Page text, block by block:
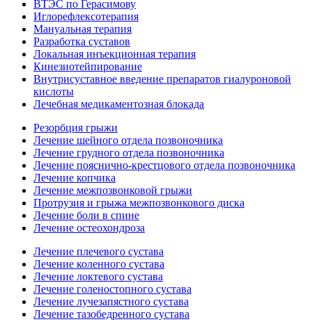
ВТЭС по Герасимову
Иглорефлексотерапия
Мануальная терапия
Разработка суставов
Локальная инъекционная терапия
Кинезиотейпирование
Внутрисуставное введение препаратов гиалуроновой
кислоты
Лечебная медикаментозная блокада
Резорбция грыжи
Лечение шейного отдела позвоночника
Лечение грудного отдела позвоночника
Лечение пояснично-крестцового отдела позвоночника
Лечение копчика
Лечение межпозвонковой грыжи
Протрузия и грыжа межпозвонкового диска
Лечение боли в спине
Лечение остеохондроза
Лечение плечевого сустава
Лечение коленного сустава
Лечение локтевого сустава
Лечение голеностопного сустава
Лечение лучезапястного сустава
Лечение тазобедренного сустава